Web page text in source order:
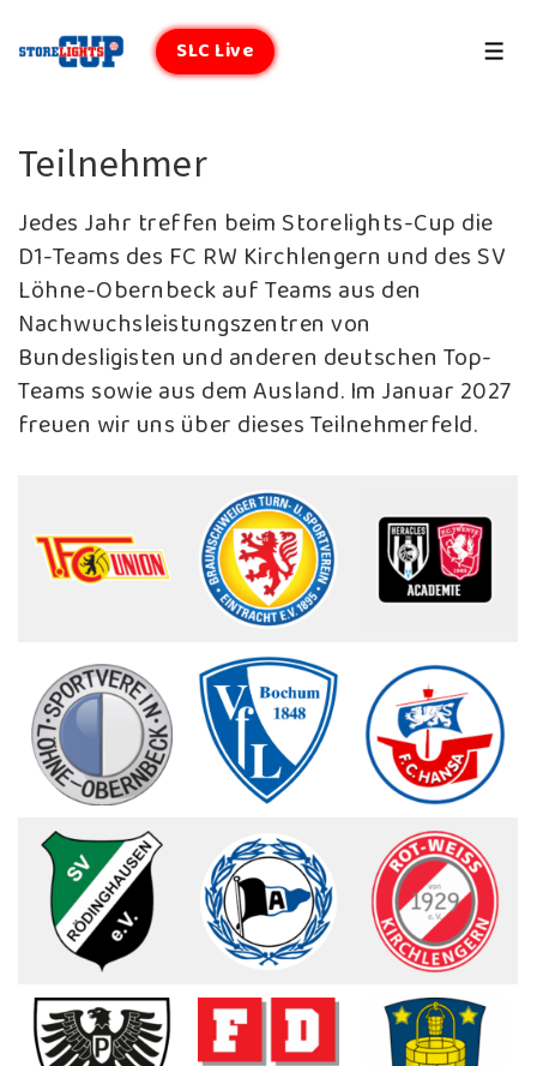
Zum
SLC Live
Teilnehmer
Jedes Jahr treffen beim Storelights-Cup die
D1-Teams des FC RW Kirchlengern und des SV
Löhne-Obernbeck auf Teams aus den
Nachwuchsleistungszentren von
Bundesligisten und anderen deutschen Top-
Teams sowie aus dem Ausland. Im Januar 2027
freuen wir uns über dieses Teilnehmerfeld.